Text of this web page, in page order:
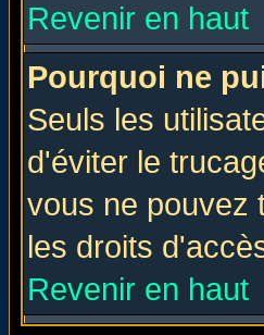
Revenir en haut
Pourquoi ne
Seuls les
d'éviter le
vous ne pouvez
les droits
Revenir en haut